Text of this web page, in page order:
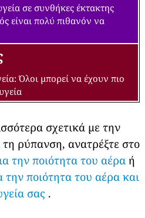
σε συνθήκες έκτακτης
είναι πολύ πιθανόν να
Όλοι μπορεί να έχουν πιο
σχετικά με την
ρύπανση, ανατρέξτε στο
την ποιότητα του αέρα ή
ποιότητα του αέρα και
σας .